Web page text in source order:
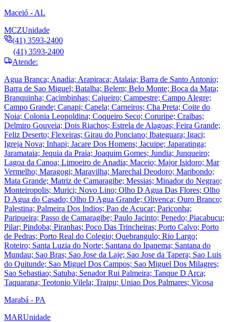
Maceió - AL
MCZUnidade
(41) 3593-2400
(41) 3593-2400
Atende:
Agua Branca; Anadia; Arapiraca; Atalaia; Barra de Santo Antonio;
Barra de Sao Miguel; Batalha; Belem; Belo Monte; Boca da Mata;
Branquinha; Cacimbinhas; Cajueiro; Campestre; Campo Alegre;
Campo Grande; Canapi; Capela; Carneiros; Cha Preta; Coite do
Noia; Colonia Leopoldina; Coqueiro Seco; Coruripe; Craibas;
Delmiro Gouveia; Dois Riachos; Estrela de Alagoas; Feira Grande;
Feliz Deserto; Flexeiras; Girau do Ponciano; Ibateguara; Igaci;
Igreja Nova; Inhapi; Jacare Dos Homens; Jacuipe; Japaratinga;
Jaramataia; Jequia da Praia; Joaquim Gomes; Jundia; Junqueiro;
Lagoa da Canoa; Limoeiro de Anadia; Maceio; Major Isidoro; Mar
Vermelho; Maragogi; Maravilha; Marechal Deodoro; Maribondo;
Mata Grande; Matriz de Camaragibe; Messias; Minador do Negrao;
Monteiropolis; Murici; Novo Lino; Olho D Agua Das Flores; Olho
D Agua do Casado; Olho D Agua Grande; Olivenca; Ouro Branco;
Palestina; Palmeira Dos Indios; Pao de Acucar; Pariconha;
Paripueira; Passo de Camaragibe; Paulo Jacinto; Penedo; Piacabucu;
Pilar; Pindoba; Piranhas; Poco Das Trincheiras; Porto Calvo; Porto
de Pedras; Porto Real do Colegio; Quebrangulo; Rio Largo;
Roteiro; Santa Luzia do Norte; Santana do Ipanema; Santana do
Mundau; Sao Bras; Sao Jose da Laje; Sao Jose da Tapera; Sao Luis
do Quitunde; Sao Miguel Dos Campos; Sao Miguel Dos Milagres;
Sao Sebastiao; Satuba; Senador Rui Palmeira; Tanque D Arca;
Taquarana; Teotonio Vilela; Traipu; Uniao Dos Palmares; Vicosa
Marabá - PA
MARUnidade